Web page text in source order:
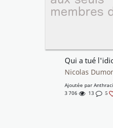
Qui a tué
Nicolas
Ajoutée par
3 706
13 5